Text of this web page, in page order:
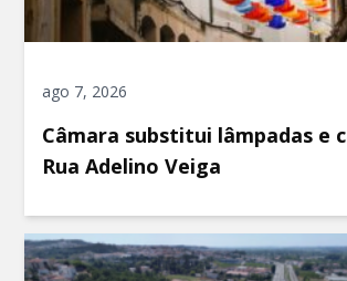
ago 7, 2026
Câmara substitui lâmpadas e
Rua Adelino Veiga